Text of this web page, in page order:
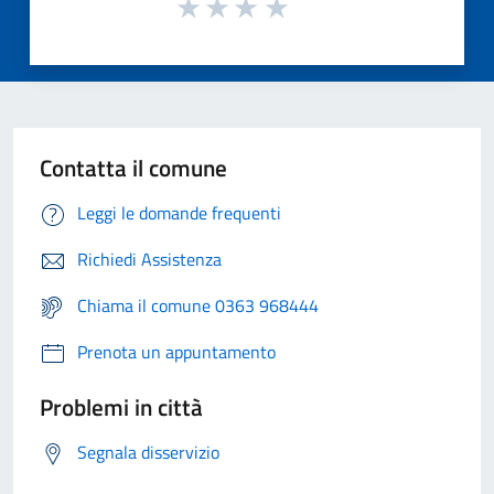
Contatta il comune
Leggi le domande frequenti
Richiedi Assistenza
Chiama il comune 0363 968444
Prenota un appuntamento
Problemi in città
Segnala disservizio